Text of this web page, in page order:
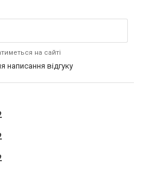
на сайті
написання відгуку